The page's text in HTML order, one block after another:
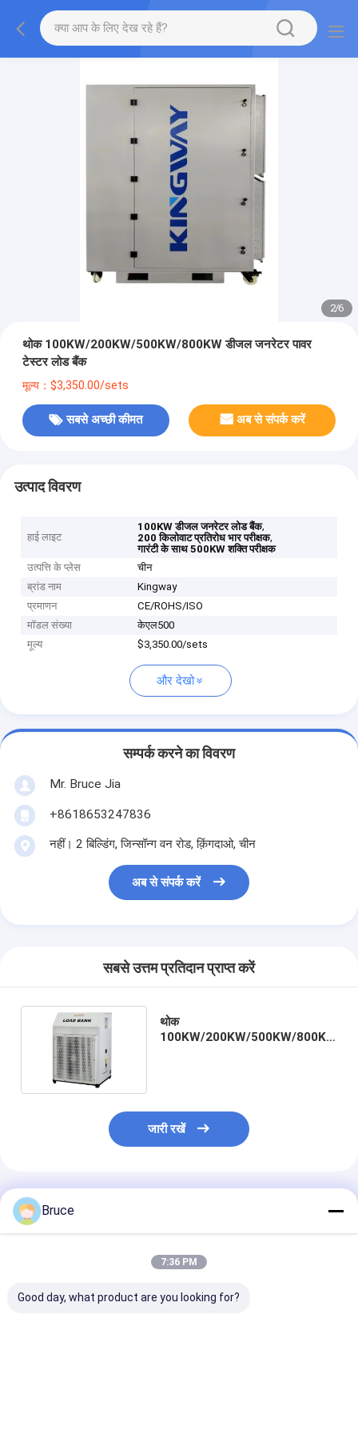
2/6
थोक 100KW/200KW/500KW/800KW डीजल जनरेटर पावर
टेस्टर लोड बैंक
मूल्य：$3,350.00/sets
सबसे अच्छी कीमत अब से संपर्क करें
उत्पाद विवरण
हाई लाइट
100KW डीजल जनरेटर लोड बैंक,
200 किलोवाट प्रतिरोध भार परीक्षक,
गारंटी के साथ 500KW शक्ति परीक्षक
उत्पत्ति के प्लेस
चीन
ब्रांड नाम
Kingway
प्रमाणन
CE/ROHS/ISO
मॉडल संख्या
केएल500
मूल्य
$3,350.00/sets
और देखो
सम्पर्क करने का विवरण
Mr. Bruce Jia
+8618653247836
नहीं। 2 बिल्डिंग, जिन्सॉन्ग वन रोड, क़िंगदाओ, चीन
अब से संपर्क करें
सबसे उत्तम प्रतिदान प्राप्त करें
थोक
100KW/200KW/500KW/800KW
जारी रखें
अनुशंसित उत्पाद
Bruce
7:36 PM
Good day, what product are you looking for?